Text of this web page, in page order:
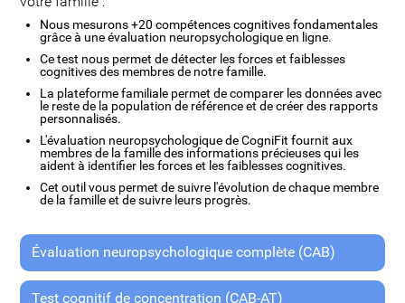
Nous mesurons +20 compétences cognitives fondamentales
grâce à une évaluation neuropsychologique en ligne.
Ce test nous permet de détecter les forces et faiblesses
cognitives des membres de notre famille.
La plateforme familiale permet de comparer les données avec
le reste de la population de référence et de créer des rapports
personnalisés.
L'évaluation neuropsychologique de CogniFit fournit aux
membres de la famille des informations précieuses qui les
aident à identifier les forces et les faiblesses cognitives.
Cet outil vous permet de suivre l'évolution de chaque membre
de la famille et de suivre leurs progrès.
Évaluation neuropsychologique complète (CAB)
Test cognitif de concentration (CAB-AT)